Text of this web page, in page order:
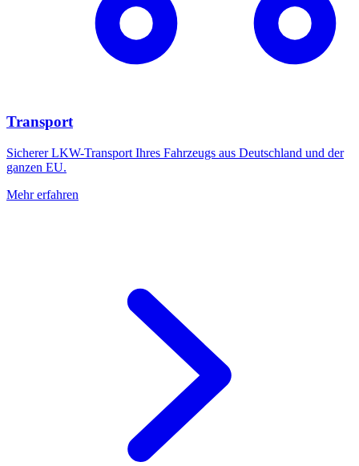
Transport
Sicherer LKW-Transport Ihres Fahrzeugs aus Deutschland und der
ganzen EU.
Mehr erfahren